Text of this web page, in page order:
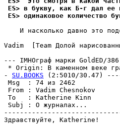
ES> в букву, как Б-г дал ее
ES> одинаковое количество
И насколько давно это
Vadim  [Team Долой
--- IMHOгpаф марки GoldED/
* Origin: В каменном веке
- SU.BOOKS (2:5010/
Msg  : 74 из
From : Vadim Chesnokov
To   : Katherine Kinn
Subj :
Здравствуйте, Katherine!